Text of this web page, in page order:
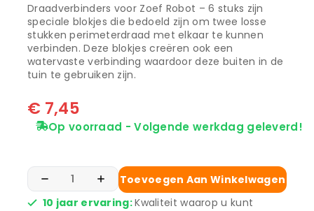
Draadverbinders voor Zoef Robot – 6 stuks zijn
speciale blokjes die bedoeld zijn om twee losse
stukken perimeterdraad met elkaar te kunnen
verbinden. Deze blokjes creëren ook een
watervaste verbinding waardoor deze buiten in de
tuin te gebruiken zijn.
€ 7,45
Op voorraad - Volgende werkdag geleverd!
Toevoegen Aan Winkelwagen
10 jaar ervaring:Kwaliteit waarop u kunt